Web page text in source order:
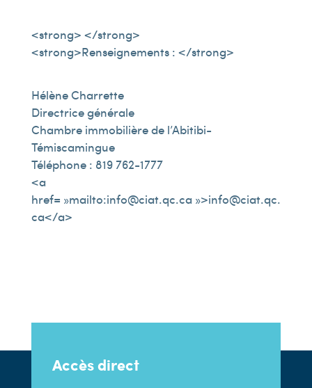
<strong> </strong>
<strong>Renseignements : </strong>
Hélène Charrette
Directrice générale
Chambre immobilière de l’Abitibi-
Témiscamingue
Téléphone : 819 762-1777
<a
href= »mailto:info@ciat.qc.ca »>info@ciat.qc.
ca</a>
Accès direct